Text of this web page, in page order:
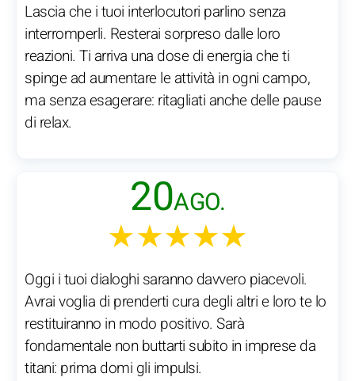
Lascia che i tuoi interlocutori parlino senza
interromperli. Resterai sorpreso dalle loro
reazioni. Ti arriva una dose di energia che ti
spinge ad aumentare le attività in ogni campo,
ma senza esagerare: ritagliati anche delle pause
di relax.
20AGO.
★★★★★
Oggi i tuoi dialoghi saranno davvero piacevoli.
Avrai voglia di prenderti cura degli altri e loro te lo
restituiranno in modo positivo. Sarà
fondamentale non buttarti subito in imprese da
titani: prima domi gli impulsi.